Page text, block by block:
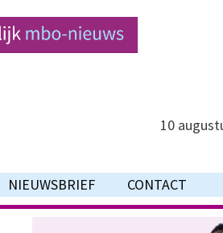
10
NIEUWSBRIEF CONTACT